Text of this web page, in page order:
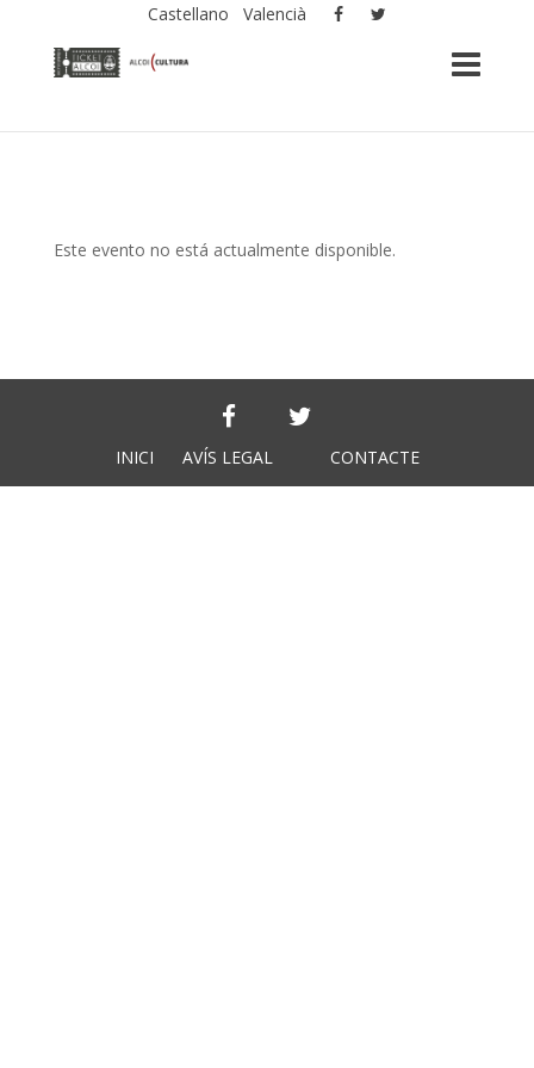
Castellano Valencià
Este evento no está actualmente disponible.
INICI AVÍS LEGAL CONTACTE